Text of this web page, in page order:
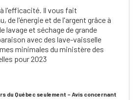
l'efficacité. Il vous fait
de l'énergie et de l'argent grâce à
lavage et séchage de grande
avec des lave-vaisselle
minimales du ministère des
pour 2023
du Québec seulement – Avis concernant